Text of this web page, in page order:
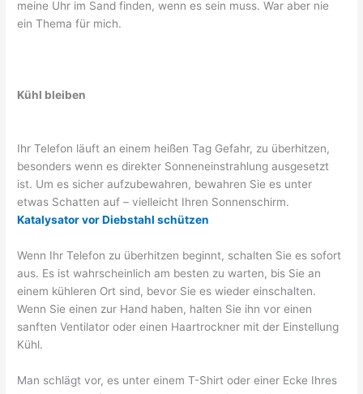
meine Uhr im Sand finden, wenn es sein muss. War aber nie
ein Thema für mich.
Kühl bleiben
Ihr Telefon läuft an einem heißen Tag Gefahr, zu überhitzen,
besonders wenn es direkter Sonneneinstrahlung ausgesetzt
ist. Um es sicher aufzubewahren, bewahren Sie es unter
etwas Schatten auf – vielleicht Ihren Sonnenschirm.
Katalysator vor Diebstahl schützen
Wenn Ihr Telefon zu überhitzen beginnt, schalten Sie es sofort
aus. Es ist wahrscheinlich am besten zu warten, bis Sie an
einem kühleren Ort sind, bevor Sie es wieder einschalten.
Wenn Sie einen zur Hand haben, halten Sie ihn vor einen
sanften Ventilator oder einen Haartrockner mit der Einstellung
Kühl.
Man schlägt vor, es unter einem T-Shirt oder einer Ecke Ihres